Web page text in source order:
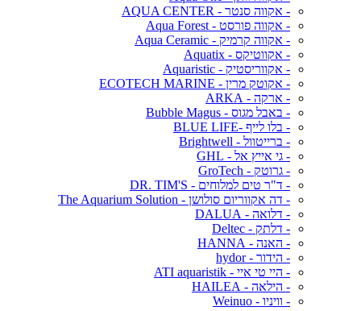
- אקווה סנטר - AQUA CENTER
- אקווה פורסט - Aqua Forest
- אקווה קרמיק - Aqua Ceramic
- אקווטיקס - Aquatix
- אקווריסטיק - Aquaristic
- אקוטק מרין - ECOTECH MARINE
- ארקה - ARKA
- באבל מגוס - Bubble Magus
- בלו לייף -BLUE LIFE
- ברייטוול - Brightwell
- גי אייץ אל - GHL
- גרוטק - GroTech
- ד"ר טים למלוחים - DR. TIM'S
- דה אקווריום סולושן - The Aquarium Solution
- דלואה - DALUA
- דלתק - Deltec
- האנה - HANNA
- הידור - hydor
- היי טי איי - ATI aquaristik
- הילאה - HAILEA
- וויניו - Weinuo